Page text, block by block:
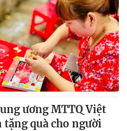
ương MTTQ Việt
tặng quà cho người